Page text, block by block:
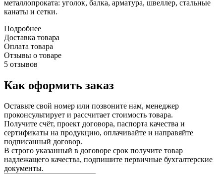
металлопроката: уголок, балка, арматура, швеллер, стальные
канаты и сетки.
Подробнее
Доставка товара
Оплата товара
Отзывы о товаре
5 отзывов
Как оформить заказ
Оставьте свой номер или позвоните нам, менеджер
проконсультирует и рассчитает стоимость товара.
Получите счёт, проект договора, паспорта качества и
сертификаты на продукцию, оплачивайте и направяйте
подписанный договор.
В строго указанный в договоре срок получите товар
надлежащего качества, подпишите первичные бухгалтерские
документы.